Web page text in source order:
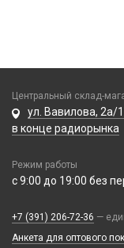
Проклейки
Шлейфы
АЗУ
АЗУ + FM-модулятор
АЗУ + кабель
Кабели
3 в 1
4 в 1
Компьютерная
Аксессуары для ПК
Центральный склад-
ул. Вавилова, 2а/
в конце радиорынка
Режим работы
с 9:00 до 19:00 без
+7 (391) 206-72-36 —
Анкета для оптового